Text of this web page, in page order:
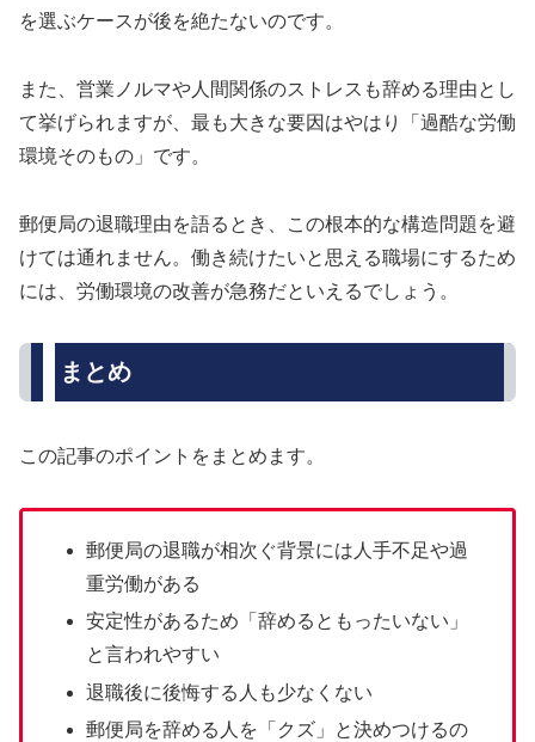
を選ぶケースが後を絶たないのです。
また、営業ノルマや人間関係のストレスも辞める理由とし
て挙げられますが、最も大きな要因はやはり「過酷な労働
環境そのもの」です。
郵便局の退職理由を語るとき、この根本的な構造問題を避
けては通れません。働き続けたいと思える職場にするため
には、労働環境の改善が急務だといえるでしょう。
まとめ
この記事のポイントをまとめます。
郵便局の退職が相次ぐ背景には人手不足や過
重労働がある
安定性があるため「辞めるともったいない」
と言われやすい
退職後に後悔する人も少なくない
郵便局を辞める人を「クズ」と決めつけるの